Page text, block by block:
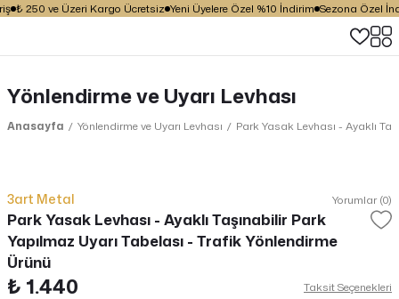
₺ 250 ve Üzeri Kargo Ücretsiz Yeni Üyelere Özel %10 İndirim Sezona Özel
Yönlendirme ve Uyarı Levhası
Anasayfa Yönlendirme ve Uyarı Levhası Park Yasak Levhası - Ayaklı
3art Metal Yorumlar (0)
Park Yasak Levhası - Ayaklı Taşınabilir Park
Yapılmaz Uyarı Tabelası - Trafik Yönlendirme
Ürünü
₺ 1.440
Taksit Seçenekleri